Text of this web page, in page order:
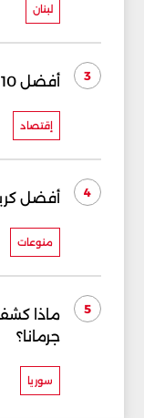
لبنان
3 أفضل 10 سيارات مناسبة للشباب
إقتصاد
4 أفضل
منوعات
5
ماذا
جرمانا؟
سوريا